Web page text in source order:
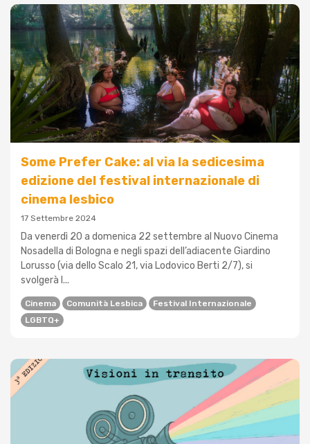
Some Prefer Cake: al via la sedicesima
edizione del festival internazionale di
cinema lesbico
17 Settembre 2024
Da venerdì 20 a domenica 22 settembre al Nuovo Cinema
Nosadella di Bologna e negli spazi dell’adiacente Giardino
Lorusso (via dello Scalo 21, via Lodovico Berti 2/7), si
svolgerà l...
Cinema Comunità Lesbica
Festival Internazionale
LGBTQ+